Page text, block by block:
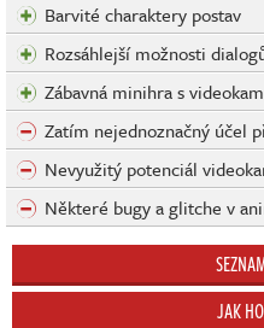
Barvité charaktery postav
Rozsáhlejší možnosti
Zábavná minihra s
Zatím nejednoznačný účel
Nevyužitý potenciál
Některé bugy a glitche v
JAK